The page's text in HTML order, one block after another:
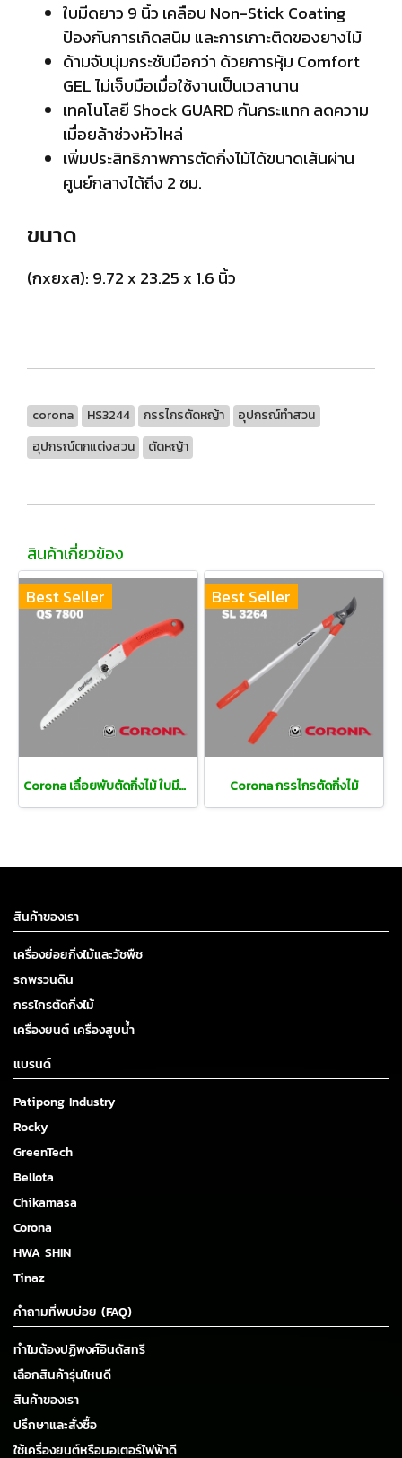
ใบมีดยาว 9 นิ้ว เคลือบ Non-Stick Coating
ป้องกันการเกิดสนิม และการเกาะติดของยางไม้
ด้ามจับนุ่มกระชับมือกว่า ด้วยการหุ้ม Comfort
GEL ไม่เจ็บมือเมื่อใช้งานเป็นเวลานาน
เทคโนโลยี Shock GUARD กันกระแทก ลดความ
เมื่อยล้าช่วงหัวไหล่
เพิ่มประสิทธิภาพการตัดกิ่งไม้ได้ขนาดเส้นผ่าน
ศูนย์กลางได้ถึง 2 ซม.
ขนาด
(กxยxส): 9.72 x 23.25 x 1.6 นิ้ว
corona HS3244 กรรไกรตัดหญ้า
อุปกรณ์ทำสวน
อุปกรณ์ตกแต่งสวน
ตัดหญ้า
สินค้าเกี่ยวข้อง
Best Seller
Corona เลื่อยพับตัดกิ่งไม้ ใบมีดตรง
Best Seller
Corona กรรไกรตัดกิ่งไม้
สินค้าของเรา
เครื่องย่อยกิ่งไม้และวัชพืช
รถพรวนดิน
กรรไกรตัดกิ่งไม้
เครื่องยนต์ เครื่องสูบน้ำ
แบรนด์
Patipong Industry
Rocky
GreenTech
Bellota
Chikamasa
Corona
HWA SHIN
Tinaz
คำถามที่พบบ่อย (FAQ)
ทำไมต้องปฏิพงศ์อินดัสทรี
เลือกสินค้ารุ่นไหนดี
สินค้าของเรา
ปรึกษาและสั่งซื้อ
ใช้เครื่องยนต์หรือมอเตอร์ไฟฟ้าดี